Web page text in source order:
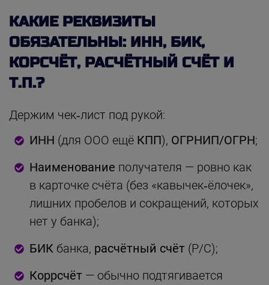
КАКИЕ РЕКВИЗИТЫ
ОБЯЗАТЕЛЬНЫ: ИНН, БИК,
КОРСЧЁТ, РАСЧЁТНЫЙ СЧЁТ И
Т.П.?
Держим чек‑лист под рукой:
ИНН (для ООО ещё КПП), ОГРНИП/ОГРН;
Наименование получателя — ровно как
в карточке счёта (без «кавычек‑ёлочек»,
лишних пробелов и сокращений, которых
нет у банка);
БИК банка, расчётный счёт (Р/С);
Коррсчёт — обычно подтягивается